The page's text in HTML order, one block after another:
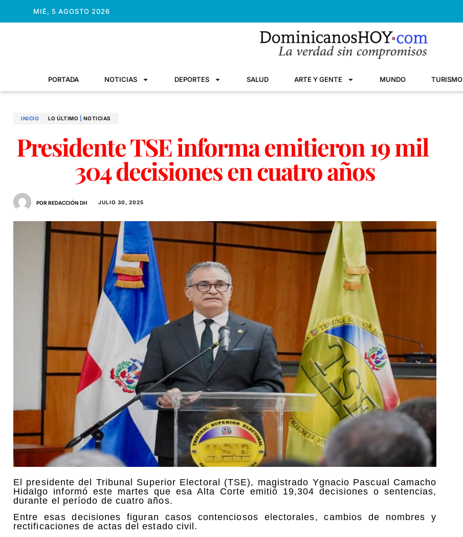
MIÉ, 5 AGOSTO 2026
PORTADA NOTICIAS DEPORTES SALUD ARTE Y GENTE MUNDO TURISMO
INICIO LO ÚLTIMO NOTICIAS
Presidente TSE informa emitieron 19 mil
304 decisiones en cuatro años
POR REDACCIÓN DH JULIO 30, 2025
El presidente del Tribunal Superior Electoral (TSE), magistrado Ygnacio Pascual Camacho
Hidalgo informó este martes que esa Alta Corte emitió 19,304 decisiones o sentencias,
durante el período de cuatro años.
Entre esas decisiones figuran casos contenciosos electorales, cambios de nombres y
rectificaciones de actas del estado civil.